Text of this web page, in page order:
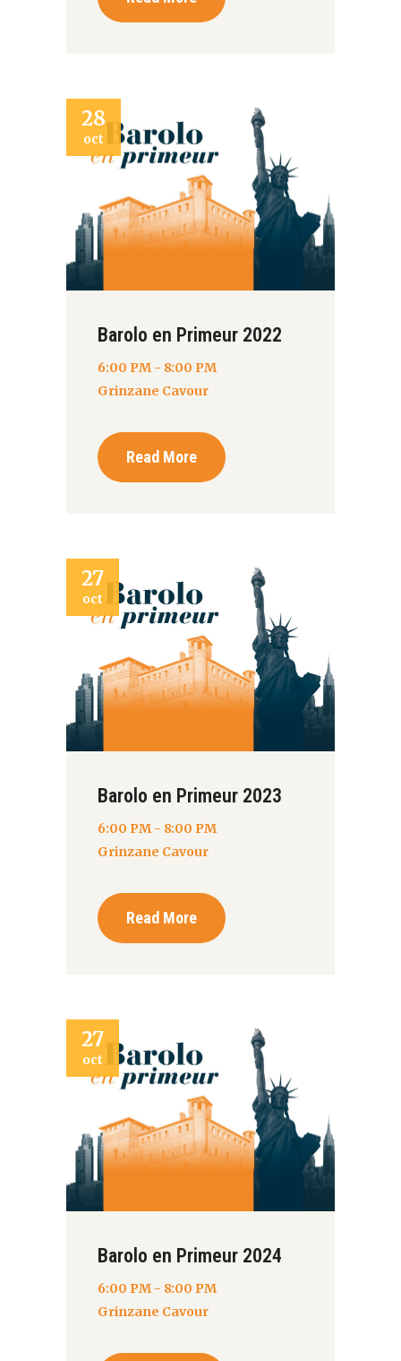
28
oct
Barolo en Primeur 2022
6:00 PM - 8:00 PM
Grinzane Cavour
Read More
27
oct
Barolo en Primeur 2023
6:00 PM - 8:00 PM
Grinzane Cavour
Read More
27
oct
Barolo en Primeur 2024
6:00 PM - 8:00 PM
Grinzane Cavour